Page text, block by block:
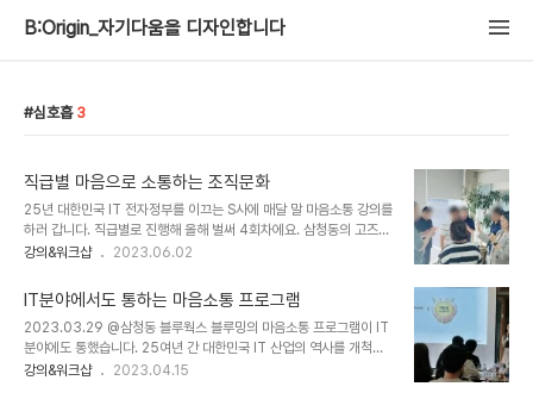
B:Origin_자기다움을 디자인합니다
심호흡 3
직급별 마음으로 소통하는 조직문화
25년 대한민국 IT 전자정부를 이끄는 S사에 매달 말 마음소통 강의를
하러 갑니다. 직급별로 진행해 올해 벌써 4회차에요. 삼청동의 고즈넉
한 곳에 4번째 왔어요. 그 사이 마른 풀밭의 정원이 초록색 정원으로
시간을 보냈어요! 늘 긍정적인 피드백을 통해 성장하는 박코치를 만들
어 주시는 고마운 고객사입니다. 6월엔 뜨거운 에너지 꽉 채워서 만나
요!
강의&워크샵 2023.06.02
IT분야에서도 통하는 마음소통 프로그램
2023.03.29 @삼청동 블루웍스 블루밍의 마음소통 프로그램이 IT
분야에도 통했습니다. 25여년 간 대한민국 IT 산업의 역사를 개척해
전자정부 시대를 선도해온 S사에 마음소통 워크샵을 진행하게 되었거
강의&워크샵 2023.04.15